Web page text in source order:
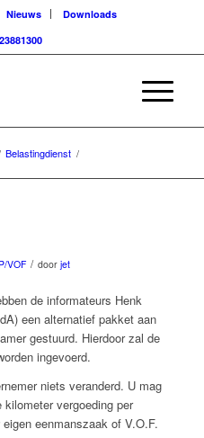
Nieuws
Downloads
Belastingdienst /
VOF / door jet
de informateurs Henk
een alternatief pakket aan
gestuurd. Hierdoor zal de
ingevoerd.
niets veranderd. U mag
vergoeding per
eenmanszaak of V.O.F.